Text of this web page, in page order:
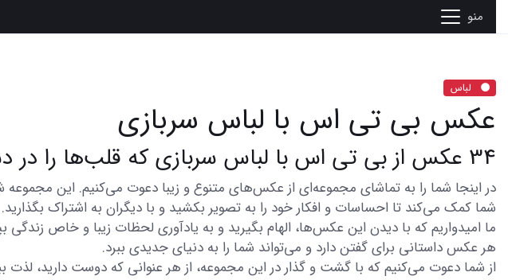
منو
لباس
عکس بی تی اس با لباس سربازی
34 عکس از بی تی اس با لباس سربازی که قلب‌ها را در دست می‌گیرد
شما کمک می‌کند تا احساسات و افکار خود را به تصویر بکشید و با دیگران به اشتراک بگذارید.
ما امیدواریم که با دیدن این عکس‌ها، الهام بگیرید و به یادآوری لحظات زیبا و خاص زندگی
هر عکس داستانی برای گفتن دارد و می‌تواند شما را به دنیای جدیدی ببرد.
از شما دعوت می‌کنیم که با گشت و گذار در این مجموعه، از هر عنوانی که دوست دارید، لذت